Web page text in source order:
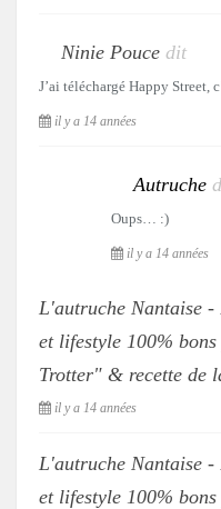
Ninie Pouce dit
J’ai téléchargé Happy Street,
il y a 14 années
Autruche
Oups… :)
il y a 14 années
L'autruche Nantaise -
et lifestyle 100%
Trotter" & recette de
il y a 14 années
L'autruche Nantaise -
et lifestyle 100%